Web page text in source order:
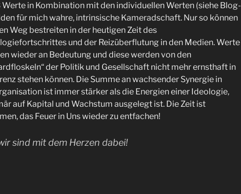
Werte in Kombination mit den individuellen Werten (siehe Blog-
für mich wahre, intrinsische Kameradschaft. Nur so können
Weg bestreiten in der heutigen Zeit des
und der Reizüberflutung in den Medien. Werte
wieder an Bedeutung und diese werden von den
der Politik und Gesellschaft nicht mehr ernsthaft in
stehen können. Die Summe an wachsender Synergie in
ist immer stärker als die Energien einer Ideologie,
auf Kapital und Wachstum ausgelegt ist. Die Zeit ist
das Feuer in Uns wieder zu entfachen!
sind mit dem Herzen dabei!